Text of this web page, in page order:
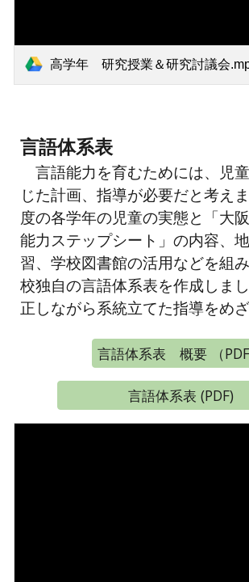
高学年 研究授業＆研究討議会
言語体系表
言語能力を育むためには、児
じた計画、指導が必要だと考え
度の各学年の児童の実態と「大
能力ステップシート」の内容、
習、学校図書館の活用などを組
校独自の言語体系表を作成しま
正しながら系統立てた指導をめざ
言語体系表 概要 （PDF
言語体系表 (PDF)